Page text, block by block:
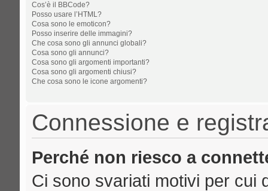
Cos’è il BBCode?
Posso usare l’HTML?
Cosa sono le emoticon?
Posso inserire delle immagini?
Che cosa sono gli annunci globali?
Cosa sono gli annunci?
Cosa sono gli argomenti importanti?
Cosa sono gli argomenti chiusi?
Che cosa sono le icone argomenti?
Connessione e
Perché non riesco a
Ci sono svariati motivi per cui